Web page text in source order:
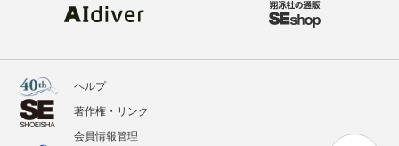
ヘルプ
著作権・リンク
会員情報管理